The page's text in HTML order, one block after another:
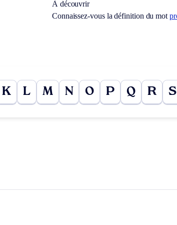
À découvrir
Connaissez-vous la définition du mot
K L M N O P Q R S